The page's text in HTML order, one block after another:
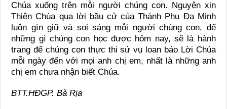
Chúa xuống trên mỗi người chúng con. Nguyện xin
Thiên Chúa qua lời bầu cử của Thánh Phụ Đa Minh
luôn gìn giữ và soi sáng mỗi người chúng con, để
những gì chúng con học được hôm nay, sẽ là hành
trang để chúng con thực thi sứ vụ loan báo Lời Chúa
mỗi ngày đến với mọi anh chị em, nhất là những anh
chị em chưa nhận biết Chúa.
BTT.HĐGP. Bà Rịa